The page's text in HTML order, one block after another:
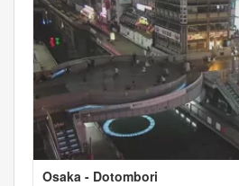
Osaka - Dotombori